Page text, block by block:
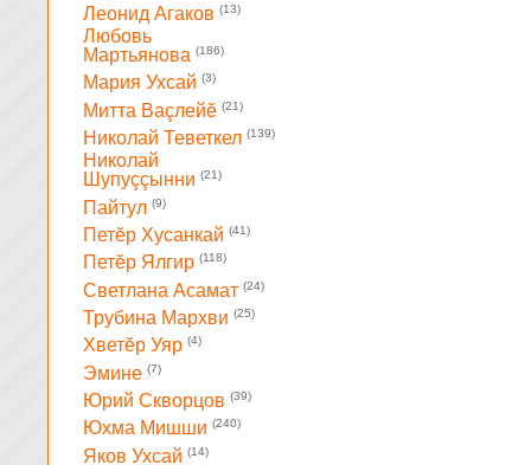
Леонид Агаков (13)
Любовь
Мартьянова (186)
Мария Ухсай (3)
Митта Ваçлейĕ (21)
Николай Теветкел (139)
Николай
Шупуççынни (21)
Пайтул (9)
Петĕр Хусанкай (41)
Петĕр Ялгир (118)
Светлана Асамат (24)
Трубина Мархви (25)
Хветĕр Уяр (4)
Эмине (7)
Юрий Скворцов (39)
Юхма Мишши (240)
Яков Ухсай (14)